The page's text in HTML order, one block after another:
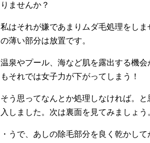
りませんか？
私はそれが嫌であまりムダ毛処理をし
の薄い部分は放置です。
温泉やプール、海など肌を露出する機
もそれでは女子力が下がってしまう！
そう思ってなんとか処理しなければ。
入しました。次は裏面を見てみましょう
・うで、あしの除毛部分を良く乾かして